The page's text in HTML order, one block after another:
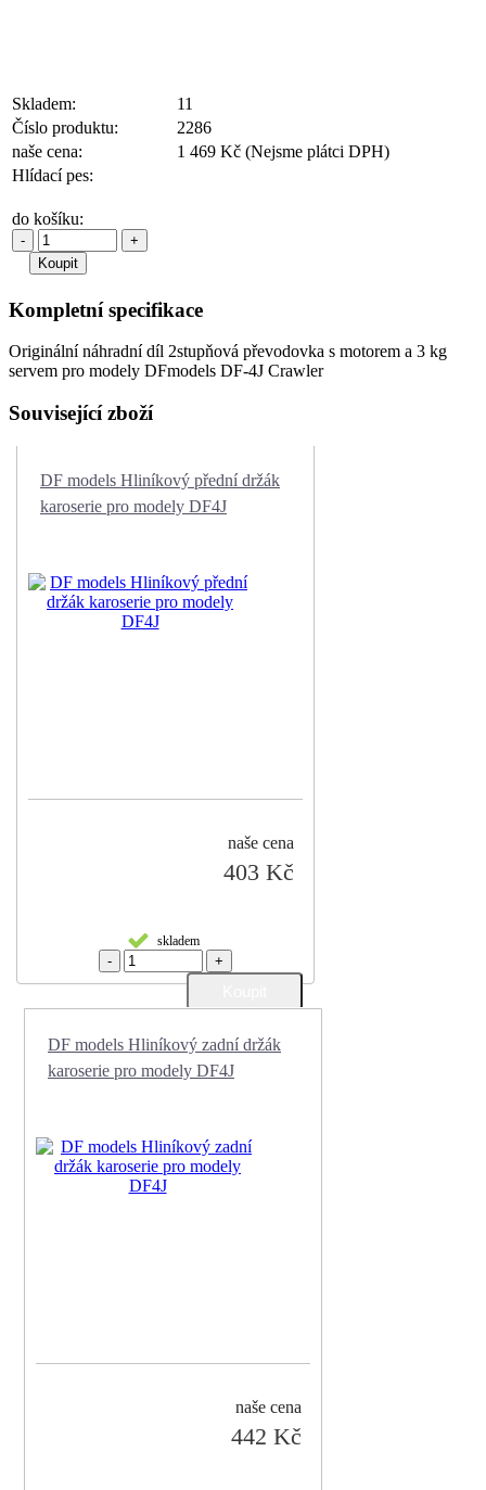
Skladem:
11
Číslo produktu:
2286
naše cena:
1 469 Kč (Nejsme plátci DPH)
Hlídací pes:
do košíku:
- +
Kompletní specifikace
Originální náhradní díl 2stupňová převodovka s motorem a 3 kg
servem pro modely DFmodels DF-4J Crawler
Související zboží
DF models Hliníkový přední držák
karoserie pro modely DF4J
naše cena
403 Kč
skladem
- +
DF models Hliníkový zadní držák
karoserie pro modely DF4J
naše cena
442 Kč